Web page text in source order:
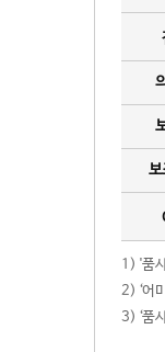
보
1) '품
2) ‘어
3) ‘품